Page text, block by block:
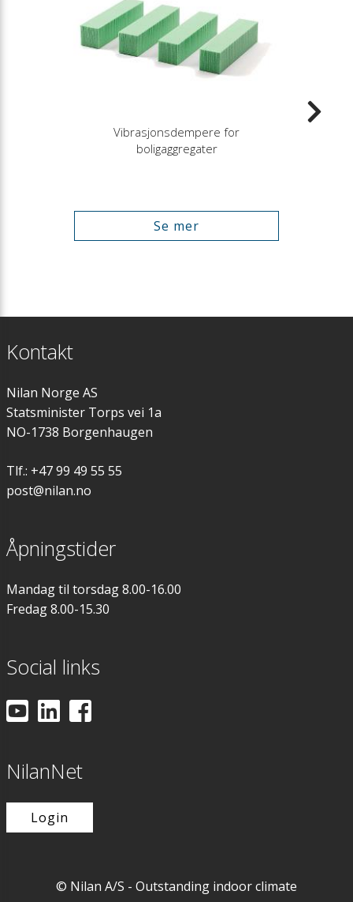
Vibrasjonsdempere for
boligaggregater
Se mer
Kontakt
Nilan Norge AS
Statsminister Torps vei 1a
NO-1738 Borgenhaugen
Tlf.: +47 99 49 55 55
post@nilan.no
Åpningstider
Mandag til torsdag 8.00-16.00
Fredag 8.00-15.30
Social links
NilanNet
Login
© Nilan A/S - Outstanding indoor climate